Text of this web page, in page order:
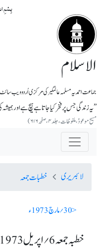
بِسۡمِ
الاسلام
جماعت احمدیہ مسلمہ عالمگیر کی مرکزی اُردو ویب سائٹ
’’یہ زندگی جس پر فخر کیا جاتا ہے ہیچ ہے اور
مسیح موعودؑ، ملفوظات، جلد ۴، صفحہ ۶۱۶)
لائبریری خطبات جمعہ
< 30؍ مارچ 1973ء
خطبہ جمعہ 6؍ اپریل 1973ء